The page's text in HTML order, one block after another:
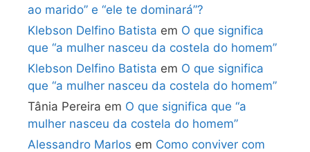
ao marido” e “ele te dominará”?
Klebson Delfino Batista em O que significa
que “a mulher nasceu da costela do homem”
Klebson Delfino Batista em O que significa
que “a mulher nasceu da costela do homem”
Tânia Pereira em O que significa que “a
mulher nasceu da costela do homem”
Alessandro Marlos em Como conviver com